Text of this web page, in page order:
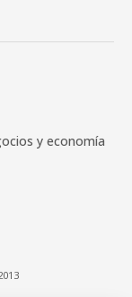
y economía